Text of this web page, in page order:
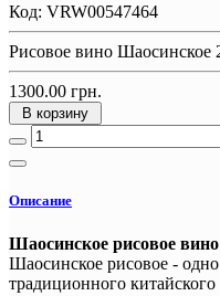
Код: VRW00547464
Рисовое вино Шаосинское
1300.00 грн.
В корзину
Описание
Шаосинское рисовое
Шаосинское рисовое -
традиционного